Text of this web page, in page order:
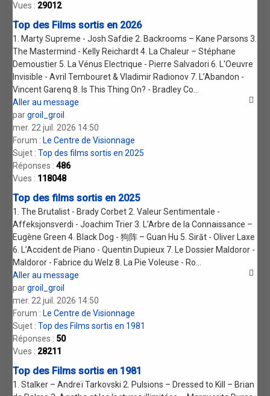
Vues : 29012
Top des Films sortis en 2026
1. Marty Supreme - Josh Safdie 2. Backrooms – Kane Parsons 3.
The Mastermind - Kelly Reichardt 4. La Chaleur – Stéphane
Demoustier 5. La Vénus Electrique - Pierre Salvadori 6. L'Oeuvre
Invisible - Avril Tembouret & Vladimir Radionov 7. L’Abandon -
Vincent Garenq 8. Is This Thing On? - Bradley Co...
Aller au message
pargroil_groil
mer. 22 juil. 2026 14:50
Forum : Le Centre de Visionnage
Sujet :Top des films sortis en 2025
Réponses :486
Vues : 118048
Top des films sortis en 2025
1. The Brutalist - Brady Corbet 2. Valeur Sentimentale -
Affeksjonsverdi - Joachim Trier 3. L’Arbre de la Connaissance –
Eugène Green 4. Black Dog - 狗阵 – Guan Hu 5. Sirāt - Oliver Laxe
6. L’Accident de Piano - Quentin Dupieux 7. Le Dossier Maldoror -
Maldoror - Fabrice du Welz 8. La Pie Voleuse - Ro...
Aller au message
pargroil_groil
mer. 22 juil. 2026 14:50
Forum : Le Centre de Visionnage
Sujet :Top des Films sortis en 1981
Réponses : 50
Vues : 28211
Top des Films sortis en 1981
1. Stalker – Andreï Tarkovski 2. Pulsions – Dressed to Kill – Brian